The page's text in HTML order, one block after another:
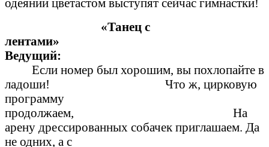
«Танец с
лентами»
Если номер был хорошим, вы похлопайте в
ладоши!
Что ж, цирковую
программу
продолжаем, На
арену дрессированных собачек приглашаем. Да
не одних, а с